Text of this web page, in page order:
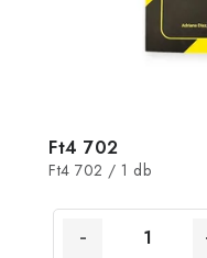
Ft4 702
Egységár:
Ft4 702 / 1 db